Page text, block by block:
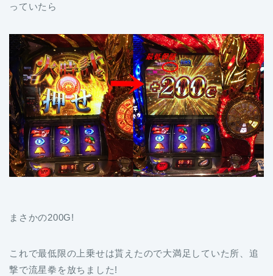
っていたら
まさかの200G!
これで最低限の上乗せは貰えたので大満足していた所、追
撃で流星拳を放ちました!